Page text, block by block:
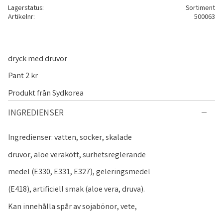
Lagerstatus
Sortiment
Artikelnr
500063
dryck med druvor
Pant 2 kr
Produkt från Sydkorea
INGREDIENSER
Ingredienser: vatten, socker, skalade
druvor, aloe verakött, surhetsreglerande
medel (E330, E331, E327), geleringsmedel
(E418), artificiell smak (aloe vera, druva).
Kan innehålla spår av sojabönor, vete,